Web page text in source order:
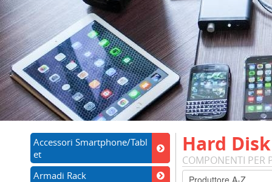
Hard Disk
COMPONENTI PER
Accessori Smartphone/Tabl
et
Armadi Rack